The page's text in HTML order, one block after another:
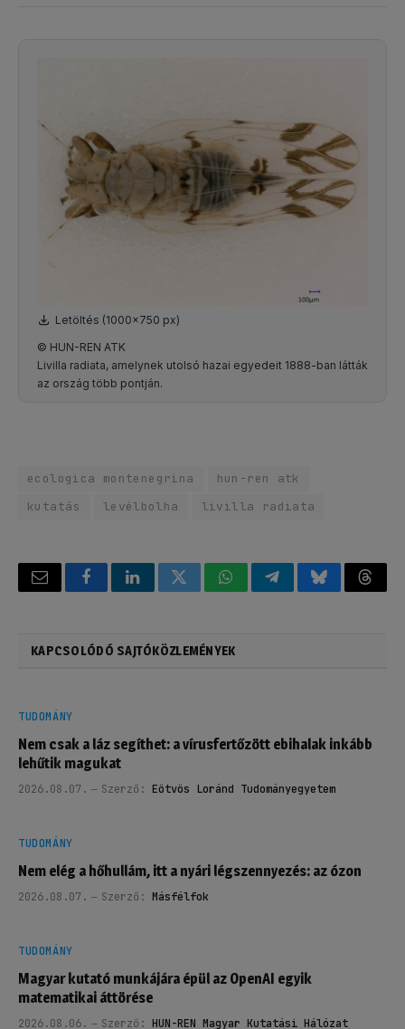
Letöltés (1000x750 px)
© HUN-REN ATK
Livilla radiata, amelynek utolsó hazai egyedeit 1888-ban látták
az ország több pontján.
ecologica montenegrina
hun-ren atk
kutatás
levélbolha livilla radiata
Email FacebookLinkedInTwitterWhatsAppTelegramBluesky
KAPCSOLÓDÓ SAJTÓKÖZLEMÉNYEK
TUDOMÁNY
Nem csak a láz segíthet: a vírusfertőzött ebihalak inkább
lehűtik magukat
2026.08.07. Szerző: Eötvös Loránd Tudományegyetem
TUDOMÁNY
Nem elég a hőhullám, itt a nyári légszennyezés: az ózon
2026.08.07. Szerző: Másfélfok
TUDOMÁNY
Magyar kutató munkájára épül az OpenAI egyik
matematikai áttörése
2026.08.06. Szerző: HUN-REN Magyar Kutatási Hálózat